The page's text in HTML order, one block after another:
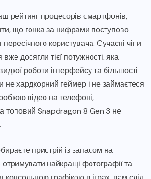
рейтинг процесорів смартфонів,
що гонка за цифрами поступово
користувача. Сучасні чіпи
досягли тієї потужності, яка
роботи інтерфейсу та більшості
не хардкорний геймер і не займаєтеся
відео на телефоні,
топовий Snapdragon 8 Gen 3 не
пристрій із запасом на
отримувати найкращі фотографії та